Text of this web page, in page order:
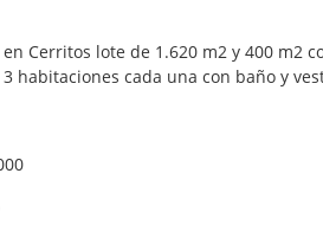
en Cerritos lote de 1.620 m2 y 400
habitaciones cada una con baño y